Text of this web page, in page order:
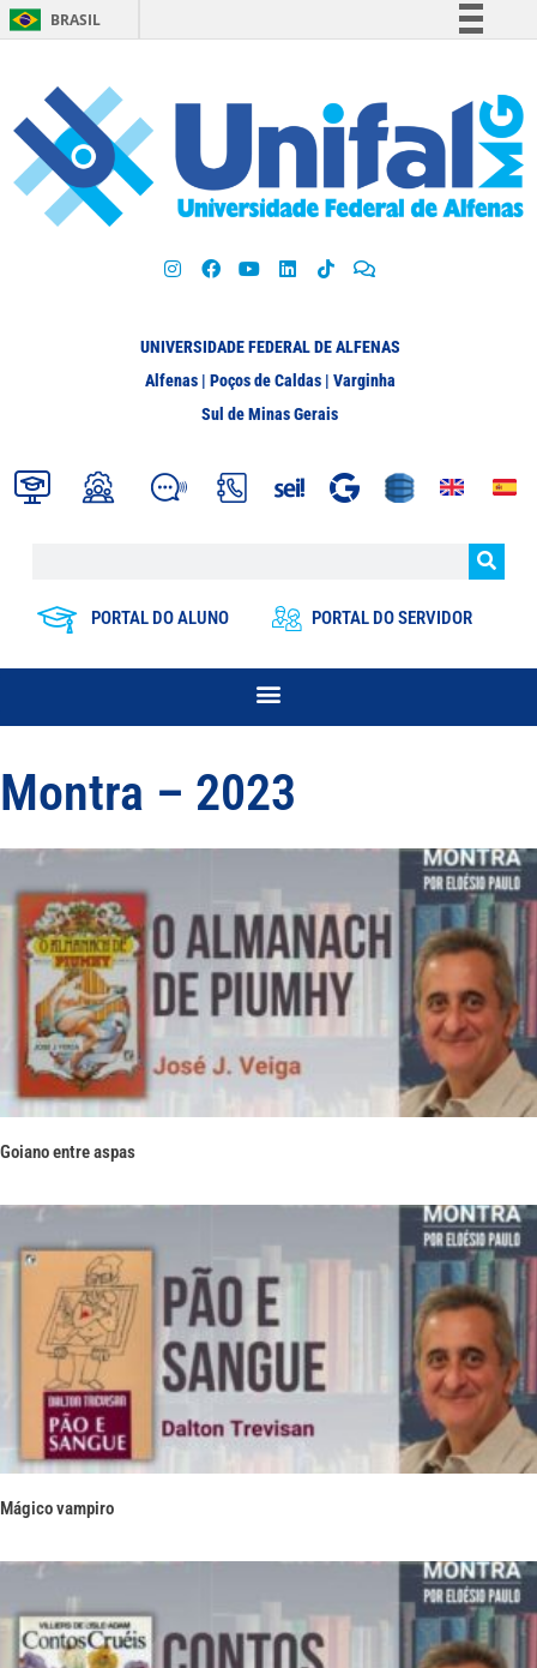
BRASIL
Participe
Acesso à informação
Legislação
UNIVERSIDADE FEDERAL DE ALFENAS
Alfenas | Poços de Caldas | Varginha
Sul de Minas Gerais
PORTAL DO ALUNO PORTAL DO SERVIDOR
Montra – 2023
Goiano entre aspas
Mágico vampiro